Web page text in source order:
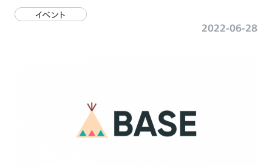
イベント
2022-06-28